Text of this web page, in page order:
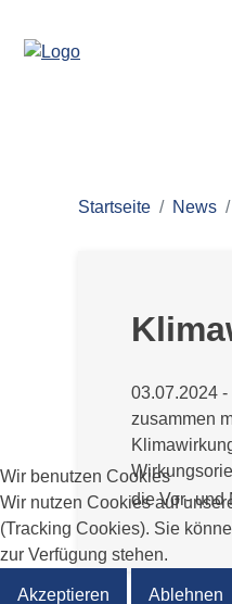
Startseite News
03.07.2024
zusammen
die Vor- und
Wir benutzen Cookies
Wir nutzen Cookies auf
(Tracking Cookies). Sie
zur Verfügung stehen.
Akzeptieren Ablehnen